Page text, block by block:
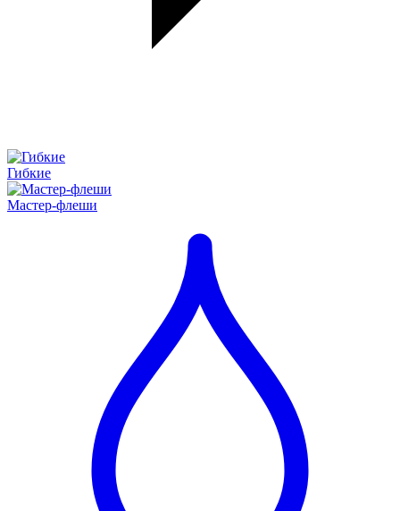
Гибкие
Мастер-флеши